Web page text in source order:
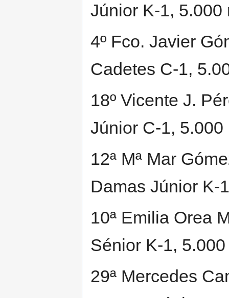
Júnior K-1, 5.000
4º Fco. Javier
Cadetes C-1,
18º Vicente J.
Júnior C-1, 5.000
12ª Mª Mar
Damas Júnior K-
10ª Emilia Orea
Sénior K-1, 5.000
29ª Mercedes